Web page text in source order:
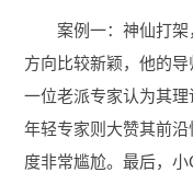
案例一：神仙打
方向比较新颖，他的导
一位老派专家认为其
年轻专家则大赞其前
度非常尴尬。最后，